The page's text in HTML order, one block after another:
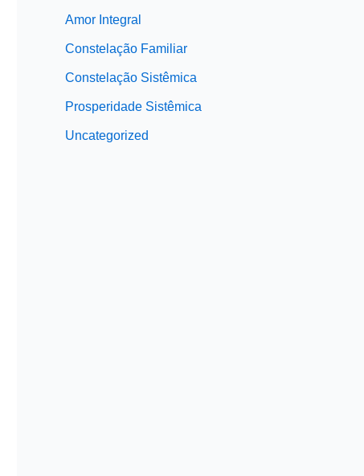
Amor Integral
Constelação Familiar
Constelação Sistêmica
Prosperidade Sistêmica
Uncategorized